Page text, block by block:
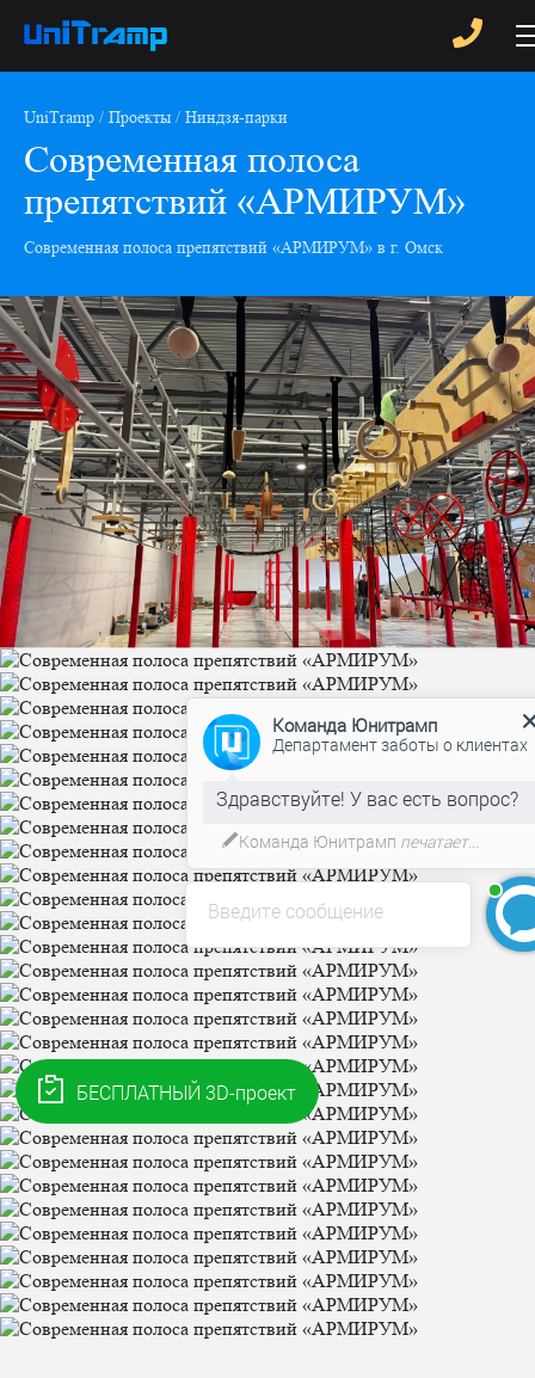
UniTramp Проекты Ниндзя-парки
Современная полоса
препятствий «АРМИРУМ»
Современная полоса препятствий «АРМИРУМ» в г. Омск
БЕСПЛАТНЫЙ 3D-проект
Введите сообщение
Команда Юнитрамп
Департамент заботы о клиентах
Здравствуйте! У вас есть вопрос?
Команда Юнитрамп